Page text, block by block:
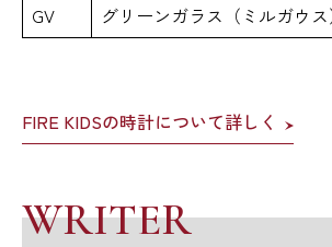
GV
グリーンガラス（ミルガウス
FIRE KIDSの時計について詳しく
WRITER